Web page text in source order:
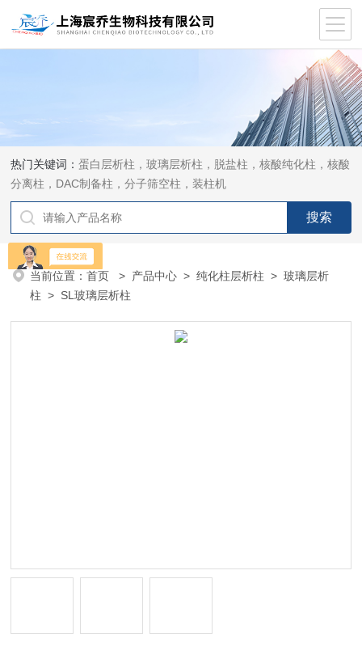
热门关键词：蛋白层析柱，玻璃层析柱，脱盐柱，核酸纯化柱，核酸
分离柱，DAC制备柱，分子筛空柱，装柱机
当前位置：首页 > 产品中心 >纯化柱层析柱 >玻璃层析
柱 > SL玻璃层析柱